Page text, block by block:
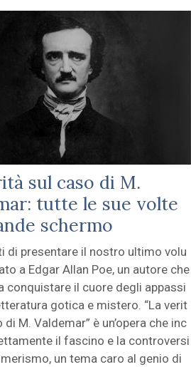
sul caso di M.
tutte le sue volte
schermo
di presentare il nostro ultimo volu
a Edgar Allan Poe, un autore che
conquistare il cuore degli appassi
gotica e mistero. “La verit
di M. Valdemar” è un’opera che inc
il fascino e la controversi
un tema caro al genio di